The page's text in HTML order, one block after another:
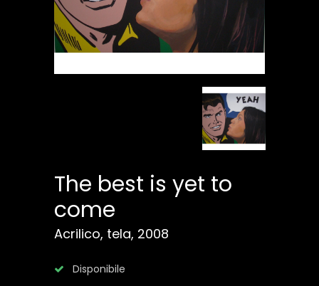
The best is yet to
come
Acrilico, tela, 2008
Disponibile